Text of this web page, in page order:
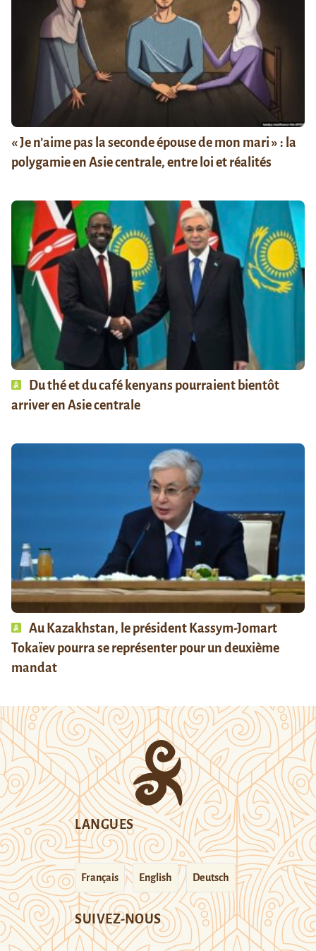
« Je n’aime pas la seconde épouse de mon mari » : la
polygamie en Asie centrale, entre loi et réalités
Du thé et du café kenyans pourraient bientôt
arriver en Asie centrale
Au Kazakhstan, le président Kassym-Jomart
Tokaïev pourra se représenter pour un deuxième
mandat
LANGUES
Français English Deutsch
SUIVEZ-NOUS